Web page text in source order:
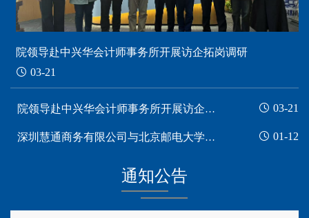
院领导赴中兴华会计师事务所开展访企拓岗调研
03-21
03-21
院领导赴中兴华会计师事务所开展访企拓岗调研
01-12
深圳慧通商务有限公司与北京邮电大学世纪学院校企洽谈会成功举办
通知公告